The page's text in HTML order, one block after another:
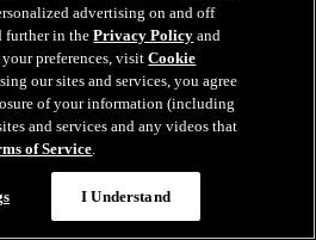
Cup alrededor del mundo
advertising on and off
further in thePrivacy Policy and
your preferences, visitCookie
our sites and services, you agree
of your information (including
and services and any videos that
of Service.
I Understand